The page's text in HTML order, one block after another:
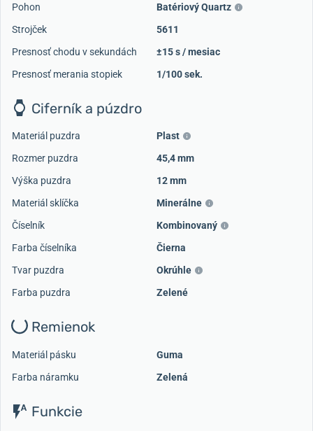
Načítať ďalšie videá
Pohon
Batériový Quartz
Strojček
5611
Presnosť chodu v sekundách
±15 s / mesiac
Presnosť merania stopiek
1/100 sek.
Ciferník a púzdro
Materiál puzdra
Plast
Rozmer puzdra
45,4 mm
Výška puzdra
12 mm
Materiál sklíčka
Minerálne
Číselník
Kombinovaný
Farba číselníka
Čierna
Tvar puzdra
Okrúhle
Farba puzdra
Zelené
Remienok
Materiál pásku
Guma
Farba náramku
Zelená
Funkcie